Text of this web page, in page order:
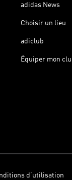
adidas News
Choisir un lieu
adiclub
Équiper mon
d’utilisation